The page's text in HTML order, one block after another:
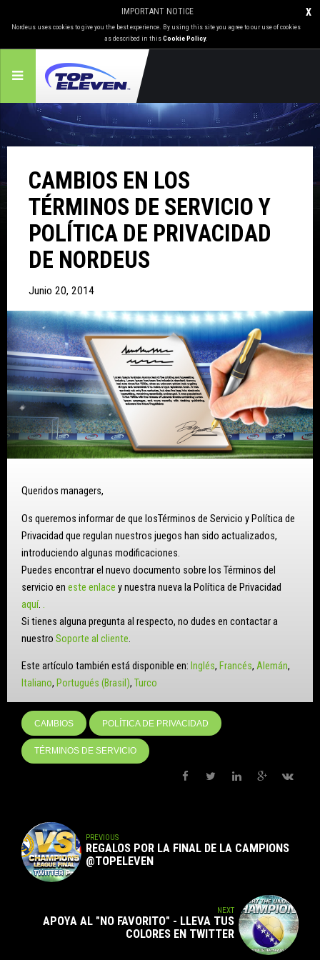
X
IMPORTANT NOTICE
Nordeus uses cookies to give you the best experience. By using this site you agree to our use of cookies
as described in thisCookie Policy.
CAMBIOS EN LOS
TÉRMINOS DE SERVICIO Y
POLÍTICA DE PRIVACIDAD
DE NORDEUS
Junio 20, 2014
Queridos managers,
Os queremos informar de que losTérminos de Servicio y Política de
Privacidad que regulan nuestros juegos han sido actualizados,
introduciendo algunas modificaciones.
Puedes encontrar el nuevo documento sobre los Términos del
servicio en este enlace y nuestra nueva la Política de Privacidad
aquí. .
Si tienes alguna pregunta al respecto, no dudes en contactar a
nuestro Soporte al cliente.
Este artículo también está disponible en: Inglés Francés Alemán
Italiano Portugués (Brasil) Turco
CAMBIOS POLÍTICA DE PRIVACIDAD
TÉRMINOS DE SERVICIO
PREVIOUS
REGALOS POR LA FINAL DE LA CAMPIONS
@TOPELEVEN
NEXT
APOYA AL "NO FAVORITO" - LLEVA TUS
COLORES EN TWITTER